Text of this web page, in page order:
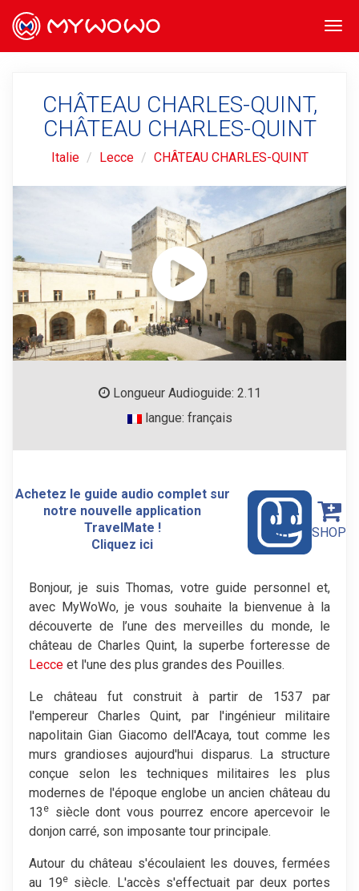
CHÂTEAU CHARLES-QUINT,
CHÂTEAU CHARLES-QUINT
Italie Lecce CHÂTEAU CHARLES-QUINT
Longueur Audioguide: 2.11
langue: français
Achetez le guide audio complet sur
notre nouvelle application
TravelMate !
Cliquez ici
SHOP
Bonjour, je suis Thomas, votre guide personnel et,
avec MyWoWo, je vous souhaite la bienvenue à la
découverte de l’une des merveilles du monde, le
château de Charles Quint, la superbe forteresse de
Lecce et l'une des plus grandes des Pouilles.
Le château fut construit à partir de 1537 par
l'empereur Charles Quint, par l'ingénieur militaire
napolitain Gian Giacomo dell'Acaya, tout comme les
murs grandioses aujourd'hui disparus. La structure
conçue selon les techniques militaires les plus
modernes de l'époque englobe un ancien château du
13 e
siècle dont vous pourrez encore apercevoir le
donjon carré, son imposante tour principale.
Autour du château s'écoulaient les douves, fermées
au 19esiècle. L'accès s'effectuait par deux portes